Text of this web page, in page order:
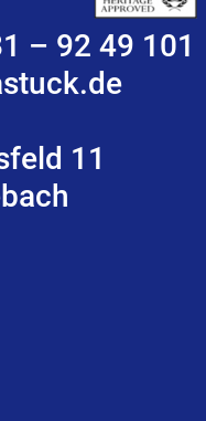
– 92 49 101
11